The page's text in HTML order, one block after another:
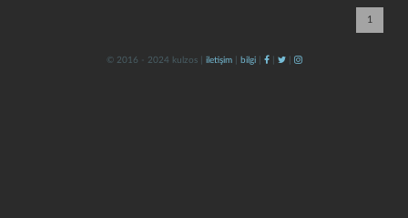
1
© 2016 - 2024 kulzos | iletişim| bilgi| | |